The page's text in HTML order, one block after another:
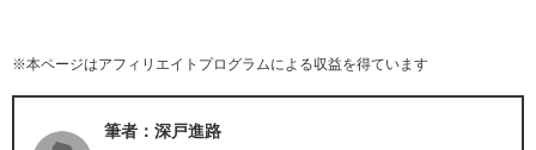
※本ページはアフィリエイトプログラムによる収益を得ています
筆者：深戸進路